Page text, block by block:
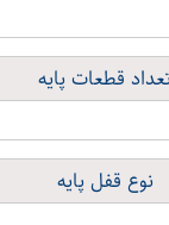
قطعات پایه
نوع قفل پایه